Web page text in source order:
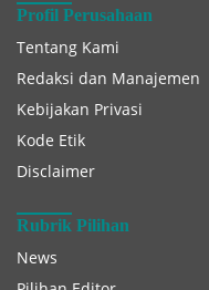
Profil Perusahaan
Tentang Kami
Redaksi dan Manajemen
Kebijakan Privasi
Kode Etik
Disclaimer
Rubrik Pilihan
News